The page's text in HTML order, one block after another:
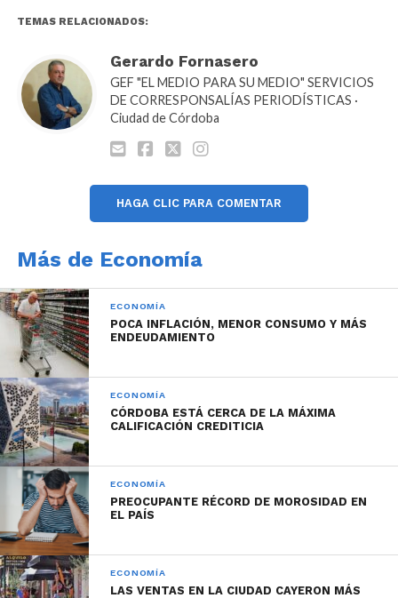
Ministerio de Salud; APROSS: Adm. Prov. del Seg. de
Salud
Miércoles 2 de septiembre:
Ministerio de Educación: Área Central, Nivel Inicial y
Mininsterio de Educación: Nivel Secundario y Resto
de Niveles; Personal Docente Univ. Provincial de
Córdoba.
Viernes 4 de septiembre:
Ministerio de Educación: DIPE; Escalafón General
Tramo Ejecución; Contratados Servicio/Nivel;
Contratados Tribunal de Cuentas; Escalafón Salud
(no pertenecientes al Min. De Salud); Escalafón
Docente (no pertenecientes al Min. Educación).
Lunes 7 de septiembre:
TEMAS RELACIONADOS:
Gerardo Fornasero
GEF "EL MEDIO PARA SU MEDIO" SERVICIOS
DE CORRESPONSALÍAS PERIODÍSTICAS ·
Ciudad de Córdoba
HAGA CLIC PARA COMENTAR
Más de Economía
ECONOMÍA
POCA INFLACIÓN, MENOR CONSUMO Y MÁS
ENDEUDAMIENTO
ECONOMÍA
CÓRDOBA ESTÁ CERCA DE LA MÁXIMA
CALIFICACIÓN CREDITICIA
ECONOMÍA
PREOCUPANTE RÉCORD DE MOROSIDAD EN
EL PAÍS
ECONOMÍA
LAS VENTAS EN LA CIUDAD CAYERON MÁS